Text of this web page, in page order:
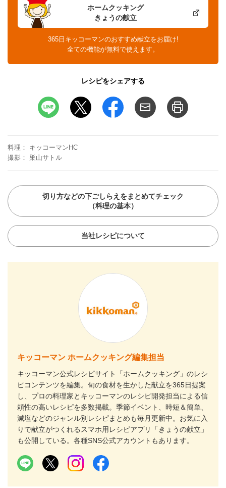
ホームクッキング
きょうの献立
365日キッコーマンのおすすめ献立をお届け!
全ての機能が無料で使えます。
レシピをシェアする
料理
キッコーマンHC
撮影
巣山サトル
切り方などの下ごしらえをまとめてチェック
（料理の基本）
当社レシピについて
キッコーマン ホームクッキング編集担当
キッコーマン公式レシピサイト「ホームクッキング」のレシ
ピコンテンツを編集。旬の食材を生かした献立を365日提案
し、プロの料理家とキッコーマンのレシピ開発担当による信
頼性の高いレシピを多数掲載。季節イベント、時短＆簡単、
減塩などのジャンル別レシピまとめも毎月更新中。お気に入
りで献立がつくれるスマホ用レシピアプリ「きょうの献立」
も公開している。各種SNS公式アカウントもあります。